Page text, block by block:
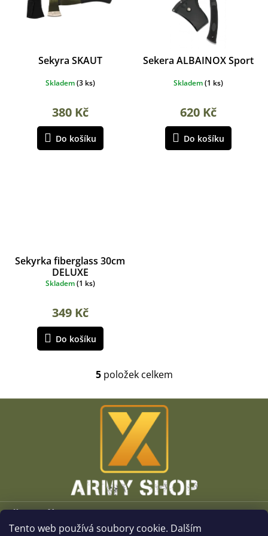
Tento web používá soubory cookie. Dalším
Sekyra SKAUT
Skladem(3 ks)
380 Kč
Do košíku
Sekera ALBAINOX Sport
Skladem(1 ks)
620 Kč
Do košíku
Sekyrka fiberglass 30cm
DELUXE
Skladem(1 ks)
349 Kč
Do košíku
O
l
á
d
c
í
p
k
v
5položek celkem
Z
Vše o nákupu